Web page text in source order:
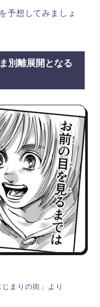
予想してみましょ
別離展開となる
まりの街」より